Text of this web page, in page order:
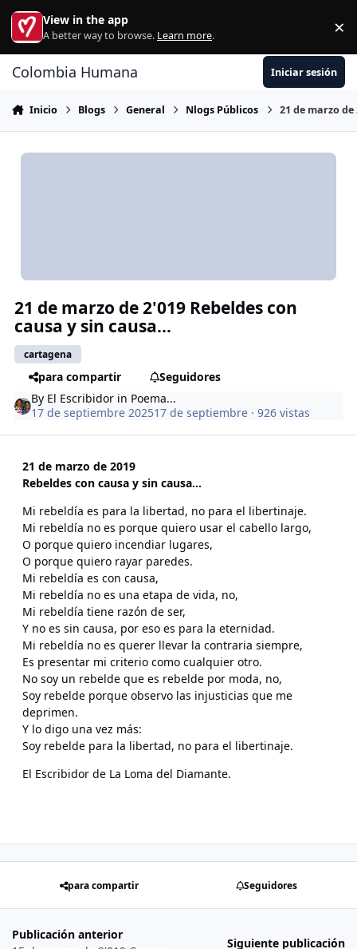
Ir al contenido
View in the app
A better way to browse. Learn more. ×
Colombia Humana Iniciar sesión
Inicio Blogs General Nlogs Públicos 21 de marzo de
21 de marzo de 2'019 Rebeldes con
causa y sin causa...
cartagena
para compartir
Seguidores
By El Escribidor in Poema...
17 de septiembre 202517 de septiembre · 926 vistas
21 de marzo de 2019
Rebeldes con causa y sin causa...
Mi rebeldía es para la libertad, no para el libertinaje.
Mi rebeldía no es porque quiero usar el cabello largo,
O porque quiero incendiar lugares,
O porque quiero rayar paredes.
Mi rebeldía es con causa,
Mi rebeldía no es una etapa de vida, no,
Mi rebeldía tiene razón de ser,
Y no es sin causa, por eso es para la eternidad.
Mi rebeldía no es querer llevar la contraria siempre,
Es presentar mi criterio como cualquier otro.
No soy un rebelde que es rebelde por moda, no,
Soy rebelde porque observo las injusticias que me
deprimen.
Y lo digo una vez más:
Soy rebelde para la libertad, no para el libertinaje.
El Escribidor de La Loma del Diamante.
para compartir Seguidores
Publicación anterior
Siguiente publicación